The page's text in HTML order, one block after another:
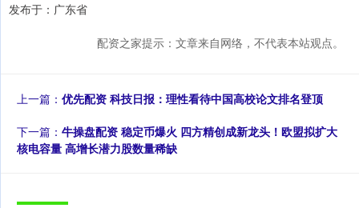
发布于：广东省
配资之家提示：文章来自网络，不代表本站观点。
上一篇： 优先配资 科技日报：理性看待中国高校论文排名登顶
下一篇： 牛操盘配资 稳定币爆火 四方精创成新龙头！欧盟拟扩大
核电容量 高增长潜力股数量稀缺